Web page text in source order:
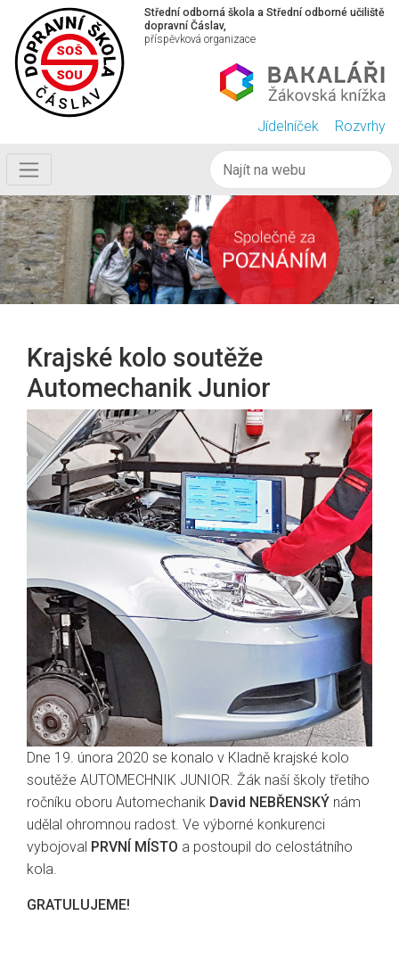
Střední odborná škola a Střední odborné učiliště
dopravní Čáslav,
příspěvková organizace
Jídelníček Rozvrhy
Krajské kolo soutěže
Automechanik Junior
Dne 19. února 2020 se konalo v Kladně krajské kolo
soutěže AUTOMECHNIK JUNIOR. Žák naší školy třetího
ročníku oboru Automechanik David NEBŘENSKÝ nám
udělal ohromnou radost. Ve výborné konkurenci
vybojoval PRVNÍ MÍSTO a postoupil do celostátního
kola.
GRATULUJEME!